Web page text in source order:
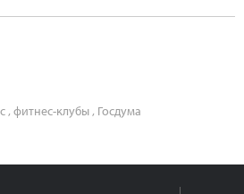
,фитнес-клубы , Госдума